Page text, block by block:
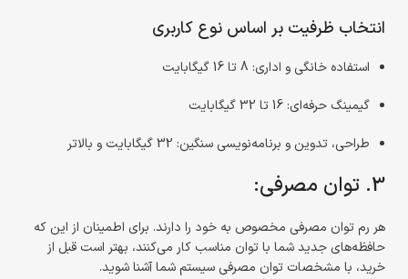
انتخاب ظرفیت بر اساس نوع کاربری
استفاده خانگی و اداری: 8 تا 16 گیگابایت
گیمینگ حرفه‌ای: 16 تا 32 گیگابایت
طراحی، تدوین و برنامه‌نویسی سنگین: 32 گیگابایت و بالاتر
3. توان مصرفی:
هر رم توان مصرفی مخصوص به خود را دارند. برای اطمینان از این که
حافظه‌های جدید شما با توان مناسب کار می‌کنند، بهتر است قبل از
خرید، با مشخصات توان مصرفی سیستم شما آشنا شوید.